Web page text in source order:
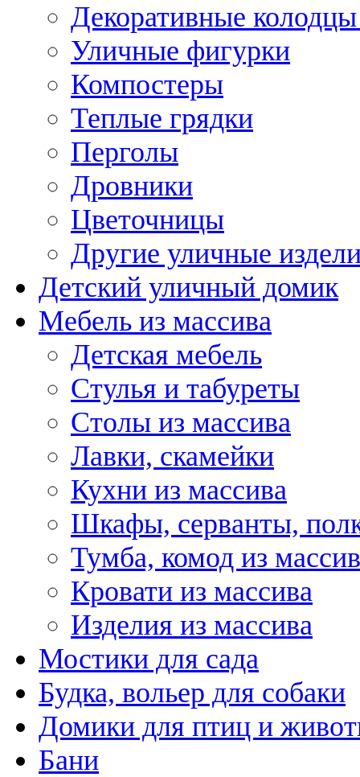
Декоративные
Уличные фигурки
Компостеры
Теплые грядки
Перголы
Дровники
Цветочницы
Другие уличные
Детский уличный домик
Мебель из массива
Детская мебель
Стулья и табуреты
Столы из массива
Лавки, скамейки
Кухни из массива
Шкафы, серванты,
Тумба, комод из
Кровати из массива
Изделия из массива
Мостики для сада
Будка, вольер для собаки
Домики для птиц и
Бани